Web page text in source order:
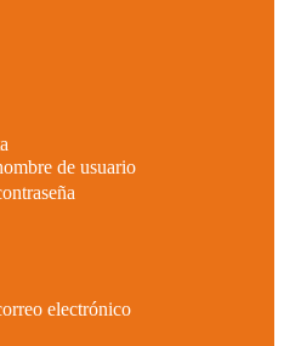
de usuario
electrónico